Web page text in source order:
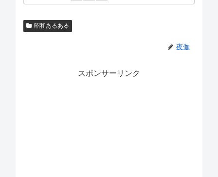
昭和あるある
夜伽
スポンサーリンク